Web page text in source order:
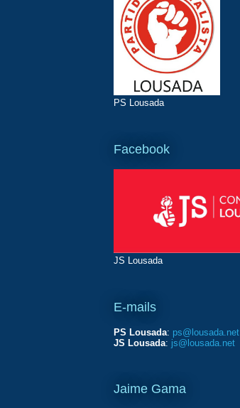
PS Lousada
Facebook
JS Lousada
E-mails
PS Lousada: ps@lousada.net
JS Lousada: js@lousada.net
Jaime Gama